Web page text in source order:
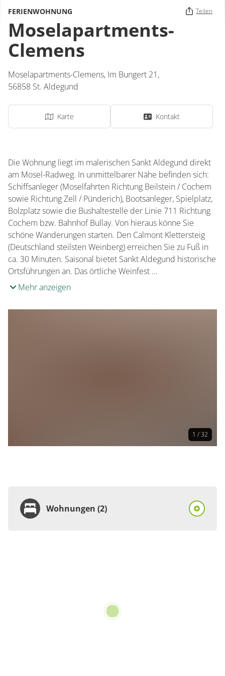
FERIENWOHNUNG Teilen
Moselapartments-
Clemens
Moselapartments-Clemens, Im Bungert 21,
56858 St. Aldegund
Karte Kontakt
Die Wohnung liegt im malerischen Sankt Aldegund direkt
am Mosel-Radweg. In unmittelbarer Nähe befinden sich:
Schiffsanleger (Moselfahrten Richtung Beilstein / Cochem
sowie Richtung Zell / Pünderich), Bootsanleger, Spielplatz,
Bolzplatz sowie die Bushaltestelle der Linie 711 Richtung
Cochem bzw. Bahnhof Bullay. Von hieraus könne Sie
schöne Wanderungen starten. Den Calmont Klettersteig
(Deutschland steilsten Weinberg) erreichen Sie zu Fuß in
ca. 30 Minuten. Saisonal bietet Sankt Aldegund historische
Ortsführungen an. Das örtliche Weinfest …
Mehr anzeigen
1 / 32
Wohnungen (2)
pro Einheit/Nacht